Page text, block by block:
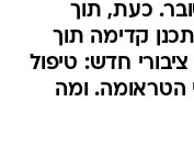
ב-7 באוקטובר. כעת, תוך
קדימה תוך
חדש: טיפול
הטראומה. ומה